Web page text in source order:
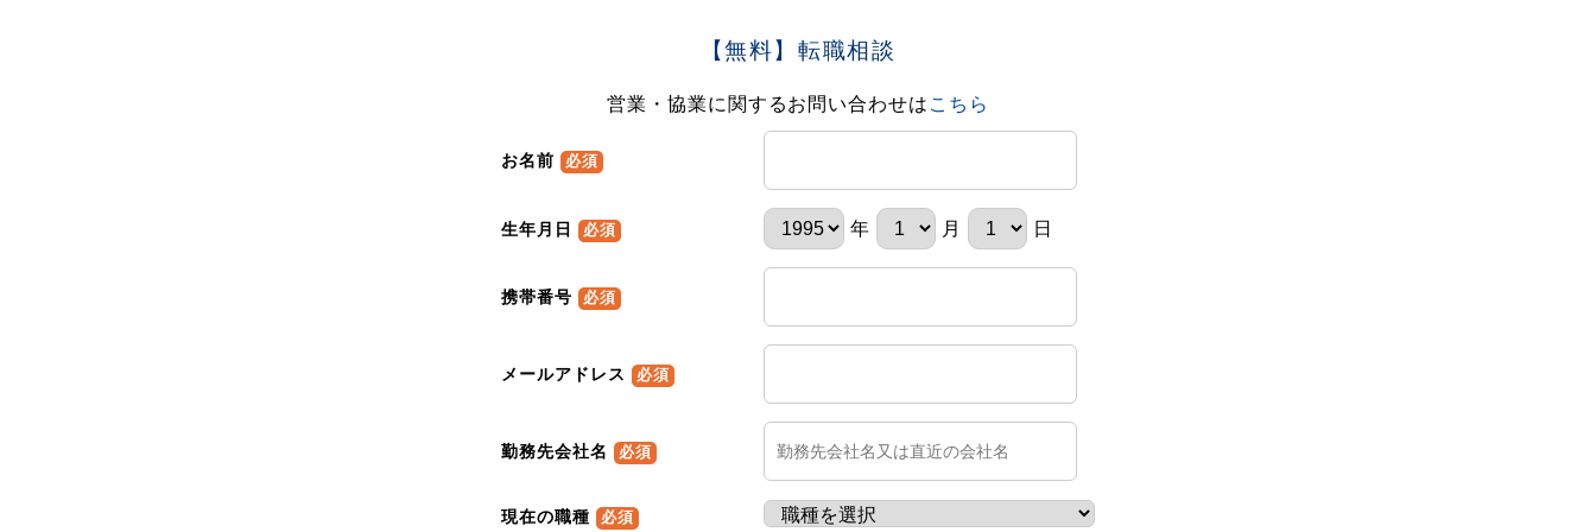
【無料】転職相談
営業・協業に関するお問い合わせは こちら
お名前 必須
生年月日 必須 年 月 日
携帯番号 必須
メールアドレス 必須
勤務先会社名 必須
現在の職種 必須